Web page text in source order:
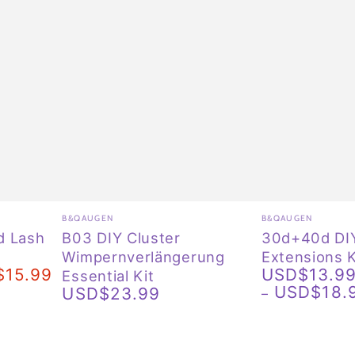
Lash
B03
DIY
Cluster
Wimpernverlängerung
Essential
Verkäufer/in:
B&QAUGEN
B03 DIY Cluster
Wimpernverlängerung
Essential Kit
Regulärer
USD$23.99
30d+40d
DIY
Lash
Extensions
Kit
Verkäufer/in:
B&QAUGEN
30d+40d
Extensions
Regulärer
Preis
USD$13.99